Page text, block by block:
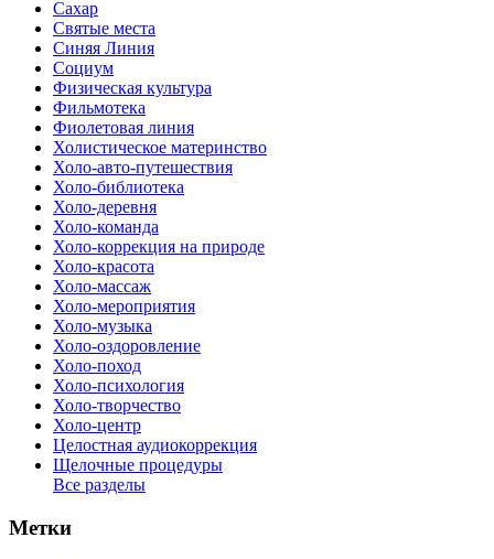
Сахар
Святые места
Синяя Линия
Социум
Физическая культура
Фильмотека
Фиолетовая линия
Холистическое материнство
Холо-авто-путешествия
Холо-библиотека
Холо-деревня
Холо-команда
Холо-коррекция на природе
Холо-красота
Холо-массаж
Холо-мероприятия
Холо-музыка
Холо-оздоровление
Холо-поход
Холо-психология
Холо-творчество
Холо-центр
Целостная аудиокоррекция
Щелочные процедуры
Все разделы
Метки